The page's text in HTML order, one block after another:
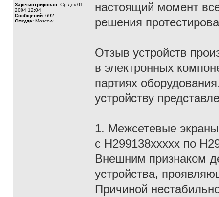
Зарегистрирован: Ср дек 01,
2004 12:04
Сообщений: 692
Откуда: Moscow
настоящий момент
решения
Отзыв устройств
в электронных
партиях
устройству
1. Межсетевые
с H299138ххххх по
Внешним признаком
устройства,
Причиной